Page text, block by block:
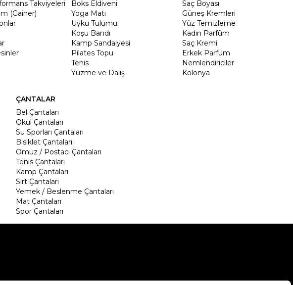
Takviyeleri
(Gainer)
Boks Eldiveni
Yoga Matı
Uyku Tulumu
Koşu Bandı
Kamp Sandalyesi
Pilates Topu
Tenis
Yüzme ve Dalış
Saç Boyası
Güneş Kremleri
Yüz Temizleme
Kadın Parfüm
Saç Kremi
Erkek Parfüm
Nemlendiriciler
Kolonya
ÇANTALAR
Bel Çantaları
Okul Çantaları
Su Sporları Çantaları
Bisiklet Çantaları
Omuz / Postacı Çantaları
Tenis Çantaları
Kamp Çantaları
Sırt Çantaları
Yemek / Beslenme Çantaları
Mat Çantaları
Spor Çantaları